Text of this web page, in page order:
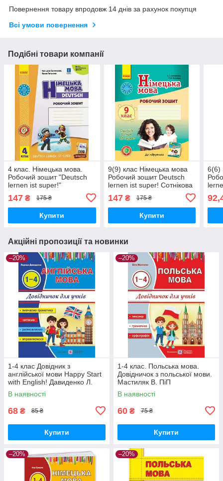
Повернення товару впродовж 14 днів за рахунок покупця
Всі умови повернення
Подібні товари компанії
4 клас. Німецька мова.
Робочий зошит "Deutsch
lernen ist super!"
Сотникова С. І., Гоголєва
Г. В. Ранок
147 ₴ 175 ₴
Купити
9(9) клас Німецька мова
Робочий зошит Deutsch
lernen ist super! Сотнікова
147₴ 175 ₴
Купити
6(6)
Акційні пропозиції та новинки
–20%
1-4 клас Довідник з
англійської мови Happy Start
with English! Давиденко Л.
ПіП
В наявності
68 ₴ 85 ₴
Купити
–20%
1-4 клас. Польська мова.
Довідничок з польської мови.
Мастиляк В. ПіП
В наявності
60 ₴ 75 ₴
Купити
–20% –20%